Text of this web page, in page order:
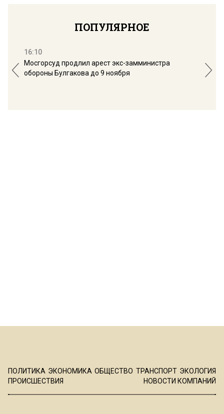
ПОПУЛЯРНОЕ
16:10
Мосгорсуд продлил арест экс-замминистра
обороны Булгакова до 9 ноября
ПОЛИТИКА ЭКОНОМИКА ОБЩЕСТВО ТРАНСПОРТ ЭКОЛОГИЯ
ПРОИСШЕСТВИЯ
НОВОСТИ КОМПАНИЙ